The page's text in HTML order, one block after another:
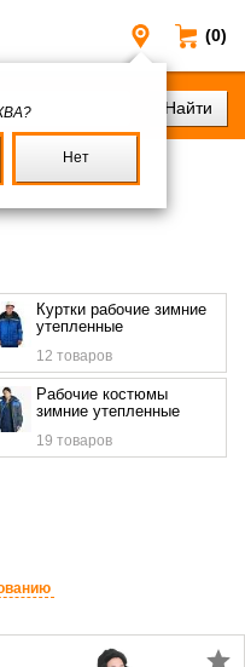
(0)
Москва
Нет
Куртки рабочие зимние
утепленные
12 товаров
Рабочие костюмы
зимние утепленные
19 товаров